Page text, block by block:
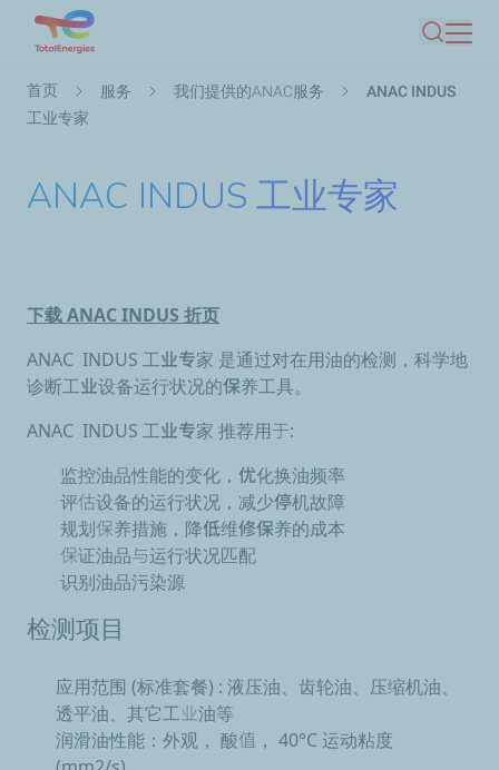
到
搜索
面
包
首页 服务 我们提供的ANAC服务
ANAC INDUS
工业专家
ANAC INDUS 工业专家
下载 ANAC INDUS 折页
ANAC INDUS 工业专家 是通过对在用油的检测 ，科学地
诊断工业设备运行状况的保养工具。
ANAC INDUS 工业专家 推荐用于:
监控油品性能的变化， 优化换油频率
评估设备的运行状况， 减少停机故障
规划保养措施， 降低维修保养的成本
保证油品与运行状况匹配
识别油品污染源
检测项目
应用范围 (标准套餐) : 液压油、齿轮油、压缩机油、
透平油、其它工业油等
润滑油性能： 外观， 酸值， 40°C 运动粘度